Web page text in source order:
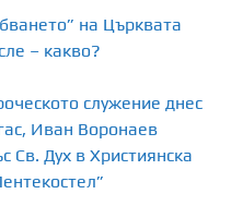
на Църквата
– какво?
служение днес
Иван Воронаев
Св. Дух в Християнска